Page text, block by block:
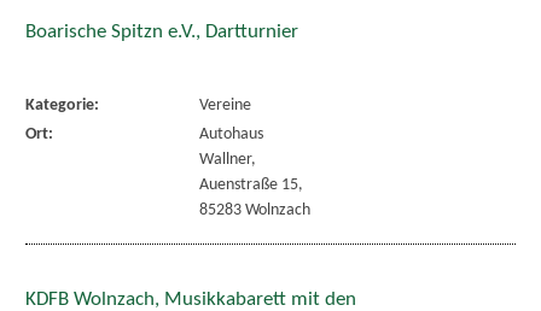
Boarische Spitzn e.V., Dartturnier
Kategorie:
Vereine
Ort:
Autohaus
Wallner,
Auenstraße 15,
85283 Wolnzach
KDFB Wolnzach, Musikkabarett mit den